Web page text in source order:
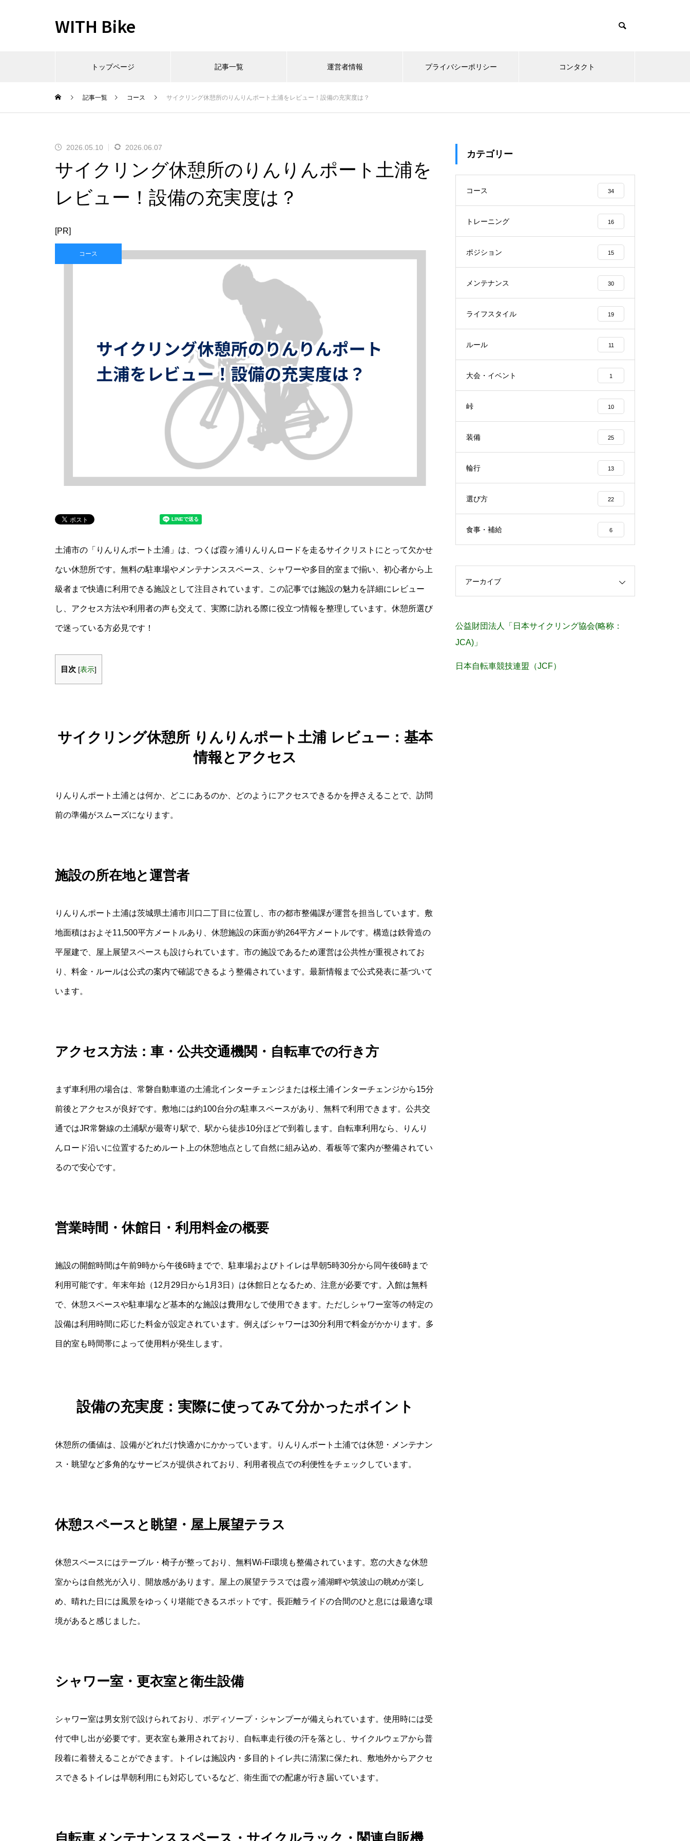
WITH Bike
トップページ 記事一覧 運営者情報 プライバシーポリシー コンタクト
記事一覧 コース サイクリング休憩所のりんりんポート土浦をレビュー！設備の充実度は？
2026.05.10 2026.06.07
サイクリング休憩所のりんりんポート土浦を
レビュー！設備の充実度は？
[PR]
コース
土浦市の「りんりんポート土浦」は、つくば霞ヶ浦りんりんロードを走るサイクリストにとって欠かせ
ない休憩所です。無料の駐車場やメンテナンススペース、シャワーや多目的室まで揃い、初心者から上
級者まで快適に利用できる施設として注目されています。この記事では施設の魅力を詳細にレビュー
し、アクセス方法や利用者の声も交えて、実際に訪れる際に役立つ情報を整理しています。休憩所選び
で迷っている方必見です！
目次 [表示]
サイクリング休憩所 りんりんポート土浦 レビュー：基本
情報とアクセス
りんりんポート土浦とは何か、どこにあるのか、どのようにアクセスできるかを押さえることで、訪問
前の準備がスムーズになります。
施設の所在地と運営者
りんりんポート土浦は茨城県土浦市川口二丁目に位置し、市の都市整備課が運営を担当しています。敷
地面積はおよそ11,500平方メートルあり、休憩施設の床面が約264平方メートルです。構造は鉄骨造の
平屋建で、屋上展望スペースも設けられています。市の施設であるため運営は公共性が重視されてお
り、料金・ルールは公式の案内で確認できるよう整備されています。最新情報まで公式発表に基づいて
います。
アクセス方法：車・公共交通機関・自転車での行き方
まず車利用の場合は、常磐自動車道の土浦北インターチェンジまたは桜土浦インターチェンジから15分
前後とアクセスが良好です。敷地には約100台分の駐車スペースがあり、無料で利用できます。公共交
通ではJR常磐線の土浦駅が最寄り駅で、駅から徒歩10分ほどで到着します。自転車利用なら、りんり
んロード沿いに位置するためルート上の休憩地点として自然に組み込め、看板等で案内が整備されてい
るので安心です。
営業時間・休館日・利用料金の概要
施設の開館時間は午前9時から午後6時までで、駐車場およびトイレは早朝5時30分から同午後6時まで
利用可能です。年末年始（12月29日から1月3日）は休館日となるため、注意が必要です。入館は無料
で、休憩スペースや駐車場など基本的な施設は費用なしで使用できます。ただしシャワー室等の特定の
設備は利用時間に応じた料金が設定されています。例えばシャワーは30分利用で料金がかかります。多
目的室も時間帯によって使用料が発生します。
設備の充実度：実際に使ってみて分かったポイント
休憩所の価値は、設備がどれだけ快適かにかかっています。りんりんポート土浦では休憩・メンテナン
ス・眺望など多角的なサービスが提供されており、利用者視点での利便性をチェックしています。
休憩スペースと眺望・屋上展望テラス
休憩スペースにはテーブル・椅子が整っており、無料Wi-Fi環境も整備されています。窓の大きな休憩
室からは自然光が入り、開放感があります。屋上の展望テラスでは霞ヶ浦湖畔や筑波山の眺めが楽し
め、晴れた日には風景をゆっくり堪能できるスポットです。長距離ライドの合間のひと息には最適な環
境があると感じました。
シャワー室・更衣室と衛生設備
シャワー室は男女別で設けられており、ボディソープ・シャンプーが備えられています。使用時には受
付で申し出が必要です。更衣室も兼用されており、自転車走行後の汗を落とし、サイクルウェアから普
段着に着替えることができます。トイレは施設内・多目的トイレ共に清潔に保たれ、敷地外からアクセ
スできるトイレは早朝利用にも対応しているなど、衛生面での配慮が行き届いています。
自転車メンテナンススペース・サイクルラック・関連自販機
カテゴリー
コース 34
トレーニング 16
ポジション 15
メンテナンス 30
ライフスタイル 19
ルール 11
大会・イベント 1
峠 10
装備 25
輪行 13
選び方 22
食事・補給 6
アーカイブ
公益財団法人「日本サイクリング協会(略称：
JCA)」
日本自転車競技連盟（JCF）